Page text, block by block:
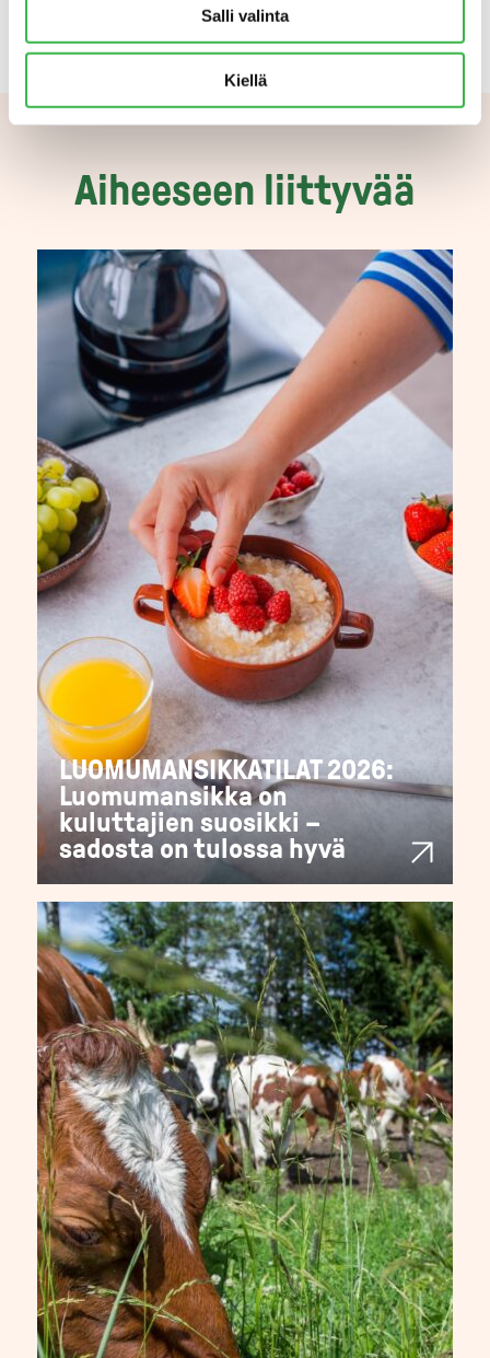
Salli valinta
Kiellä
Aiheeseen liittyvää
LUOMUMANSIKKATILAT 2026:
Luomumansikka on
kuluttajien suosikki –
sadosta on tulossa hyvä